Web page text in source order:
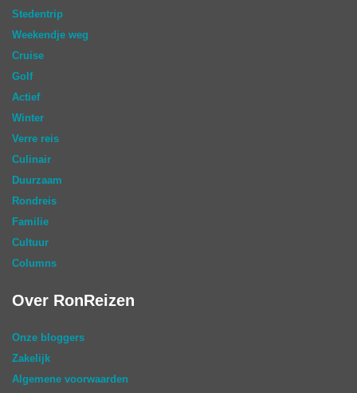
Stedentrip
Weekendje weg
Cruise
Golf
Actief
Winter
Verre reis
Culinair
Duurzaam
Rondreis
Familie
Cultuur
Columns
Over RonReizen
Onze bloggers
Zakelijk
Algemene voorwaarden